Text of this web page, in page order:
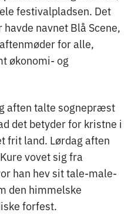
festivalpladsen. Det
navnet Blå Scene,
for alle,
økonomi- og
aften talte sognepræst
det betyder for kristne i
frit land. Lørdag aften
vovet sig fra
han hev sit tale-male-
den himmelske
forfest.